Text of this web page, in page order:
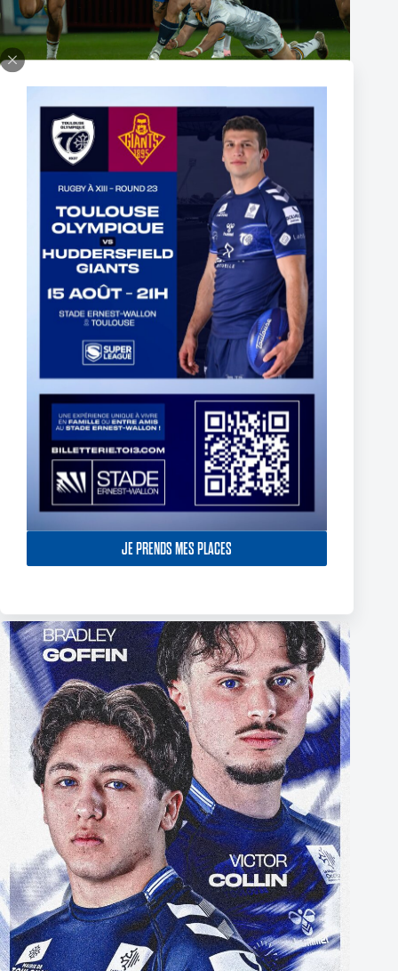
JE PRENDS MES PLACES
Fin de l’aventure Olympienne pour Reubenn Rennie
6 août 2026
The End of Reubenn Rennie’s Olympian Journey